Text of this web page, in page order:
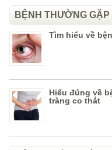
BỆNH THƯỜNG GẶP
Tìm hiểu về
Hiểu đúng về
tràng co thắt